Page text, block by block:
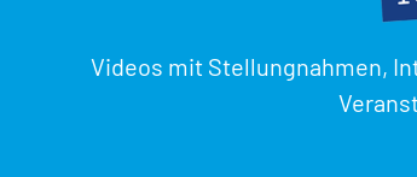
Videos mit Stellungnahmen,